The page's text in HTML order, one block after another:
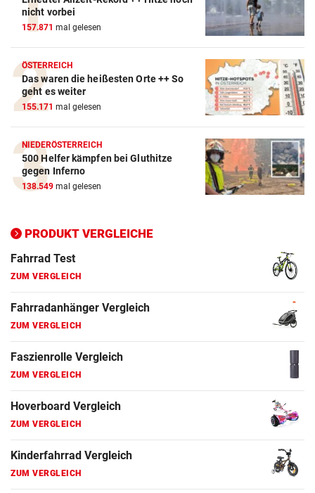
nicht vorbei
157.871 mal gelesen
ÖSTERREICH
Das waren die heißesten Orte ++ So
geht es weiter
155.171 mal gelesen
NIEDERÖSTERREICH
500 Helfer kämpfen bei Gluthitze
gegen Inferno
138.549 mal gelesen
PRODUKT VERGLEICHE
Action-Cam Vergleich
ZUM VERGLEICH
Crosstrainer Vergleich
ZUM VERGLEICH
E-Bike Vergleich
ZUM VERGLEICH
Elektro-Scooter Vergleich
ZUM VERGLEICH
ZUM VERGLEICH
Fahrrad Test
ZUM VERGLEICH
Fahrradanhänger Vergleich
ZUM VERGLEICH
Faszienrolle Vergleich
ZUM VERGLEICH
Hoverboard Vergleich
ZUM VERGLEICH
Kinderfahrrad Vergleich
ZUM VERGLEICH